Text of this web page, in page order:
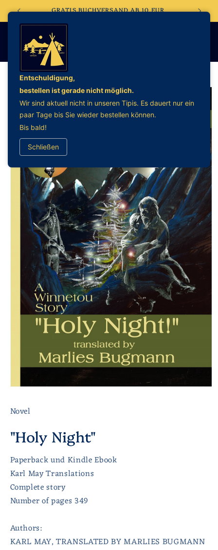
zum
Inhalt
GRATIS BUCHVERSAND AB 10 EUR
Novel
"Holy Night"
Paperback und Kindle Ebook
Karl May Translations
Complete story
Number of pages 349
Authors:
KARL MAY, TRANSLATED BY MARLIES BUGMANN
Entschuldigung,
bestellen ist gerade nicht möglich.
Wir sind aktuell nicht in unseren Tipis. Es dauert nur ein
paar Tage bis Sie wieder bestellen können.
Bis bald!
Schließen